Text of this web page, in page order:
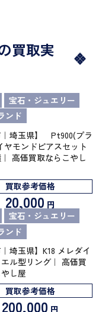
買取実
宝石・ジュエリー
ンド
｜埼玉県】 Pt900(プラ
ヤモンドピアスセット
高価買取ならこやし
買取参考価格
20,000 円
宝石・ジュエリー
ンド
｜埼玉県】K18 メレダイ
ル型リング｜ 高価買
し屋
買取参考価格
200,000 円